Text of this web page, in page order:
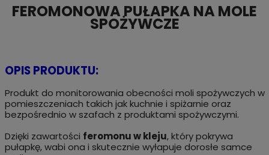
FEROMONOWA PUŁAPKA NA MOLE
SPOŻYWCZE
OPIS PRODUKTU:
Produkt do monitorowania obecności moli spożywczych w
pomieszczeniach takich jak kuchnie i spiżarnie oraz
bezpośrednio w szafach z produktami spożywczymi.
Dzięki zawartości feromonu w kleju, który pokrywa
pułapkę, wabi ona i skutecznie wyłapuje dorosłe samce